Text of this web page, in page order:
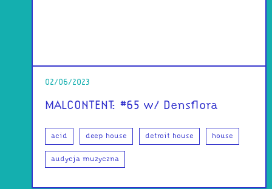
02/06/2023
MALCONTENT: #65 w/ Densflora
acid deep house detroit house house
audycja muzyczna